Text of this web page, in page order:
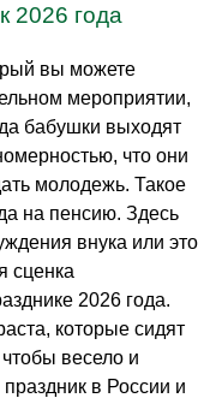
2026 года
вы можете
мероприятии,
бабушки выходят
что они
молодежь. Такое
на пенсию. Здесь
внука или это
сценка
2026 года.
которые сидят
весело и
в России и